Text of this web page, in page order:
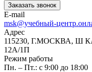
Заказать звонок
E-mail
msk@учебный-
Адрес
115230, Г.МОСКВА, Ш
12А/1П
Режим работы
Пн. – Пт.: с 9:00 до 18:00